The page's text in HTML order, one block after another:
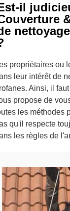
il
propriétaires ou
leur intérêt de
Ainsi, il
propose de
les méthodes
qu'il respecte
les règles de